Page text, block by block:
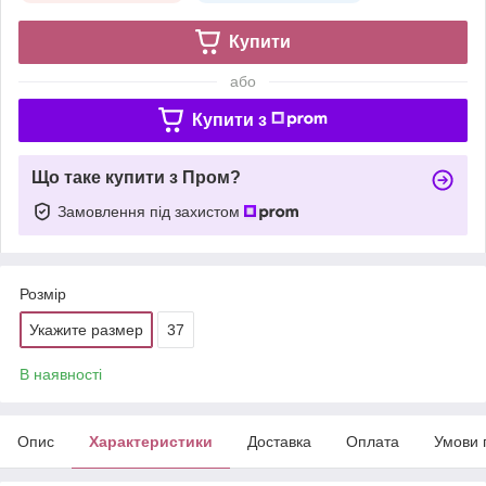
Купити
або
Купити з
Що таке купити з Пром?
Замовлення під захистом
Розмір
Укажите размер 37
В наявності
Опис Характеристики Доставка Оплата Умови